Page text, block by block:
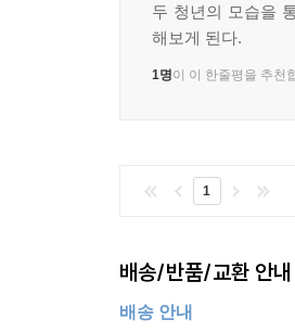
두 청년의 모습을
해보게 된다.
1명이 이 한줄평을 추천
1
배송/반품/교환 안내
배송 안내